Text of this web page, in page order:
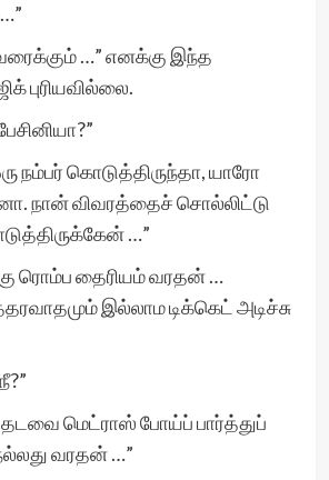
…” எனக்கு இந்த
புரியவில்லை.
நம்பர் கொடுத்திருந்தா, யாரோ
நான் விவரத்தைச் சொல்லிட்டு
…”
ரொம்ப தைரியம் வரதன் …
இல்லாம டிக்கெட் அடிச்சு
தடவை மெட்ராஸ் போய்ப் பார்த்துப்
வரதன் …”